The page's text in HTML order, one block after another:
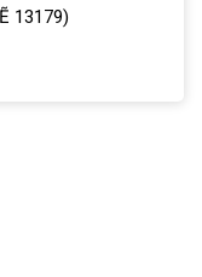
13179)